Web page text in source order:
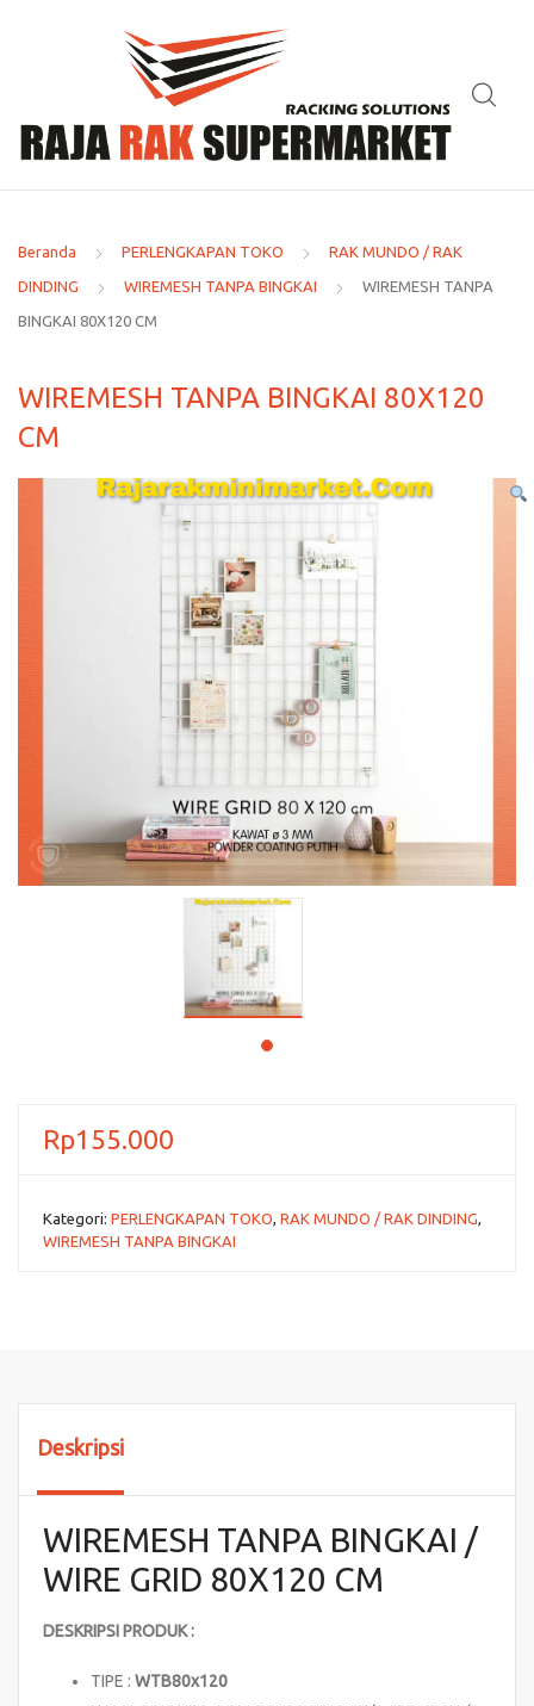
Beranda PERLENGKAPAN TOKO RAK MUNDO / RAK
DINDING WIREMESH TANPA BINGKAI WIREMESH TANPA
BINGKAI 80X120 CM
WIREMESH TANPA BINGKAI 80X120
CM
Rp155.000
Kategori: PERLENGKAPAN TOKO RAK MUNDO / RAK DINDING
WIREMESH TANPA BINGKAI
Deskripsi
WIREMESH TANPA BINGKAI /
WIRE GRID 80X120 CM
DESKRIPSI PRODUK :
TIPE : WTB80x120